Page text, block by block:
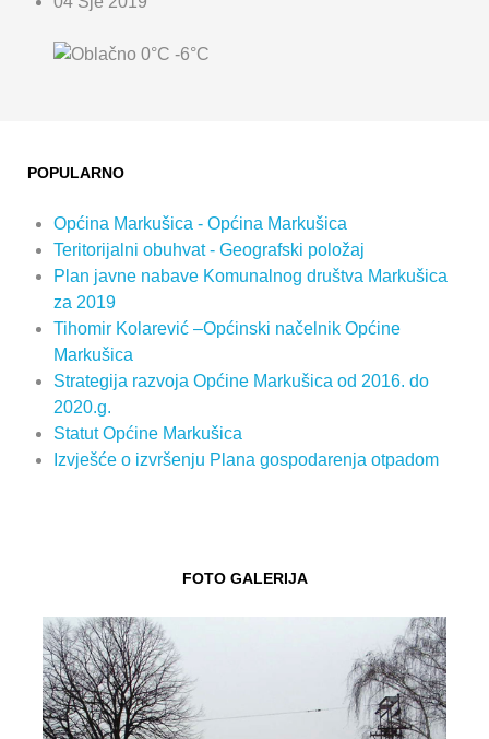
0°C -6°C
POPULARNO
Općina Markušica - Općina Markušica
Teritorijalni obuhvat - Geografski položaj
Plan javne nabave Komunalnog društva Markušica
za 2019
Tihomir Kolarević –Općinski načelnik Općine
Markušica
Strategija razvoja Općine Markušica od 2016. do
2020.g.
Statut Općine Markušica
Izvješće o izvršenju Plana gospodarenja otpadom
FOTO GALERIJA